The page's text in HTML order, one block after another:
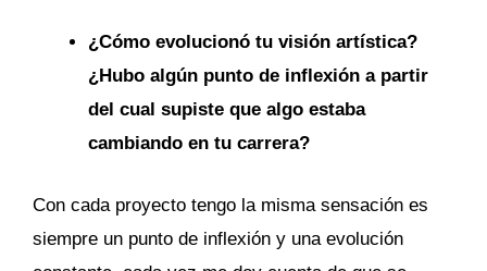
¿Cómo evolucionó tu visión artística?
¿Hubo algún punto de inflexión a partir
del cual supiste que algo estaba
cambiando en tu carrera?
Con cada proyecto tengo la misma sensación es
siempre un punto de inflexión y una evolución